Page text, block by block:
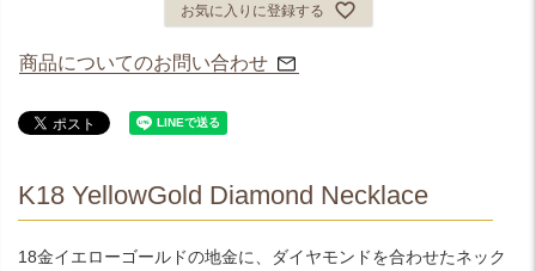
お気に入りに登録する
商品についてのお問い合わせ
K18 YellowGold Diamond Necklace
18金イエローゴールドの地金に、ダイヤモンドを合わせたネック